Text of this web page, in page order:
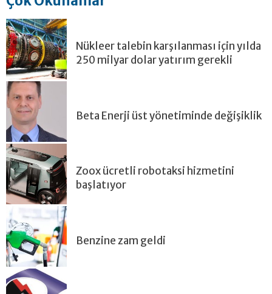
Nükleer talebin karşılanması için yılda
250 milyar dolar yatırım gerekli
Beta Enerji üst yönetiminde değişiklik
Zoox ücretli robotaksi hizmetini
başlatıyor
Benzine zam geldi